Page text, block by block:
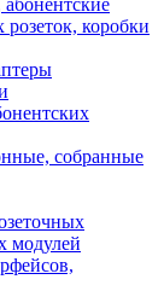
коробки
собранные
модулей